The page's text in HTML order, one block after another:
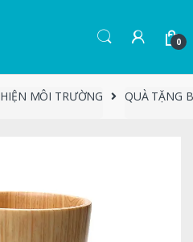
0
MÔI TRƯỜNG QUÀ TẶNG